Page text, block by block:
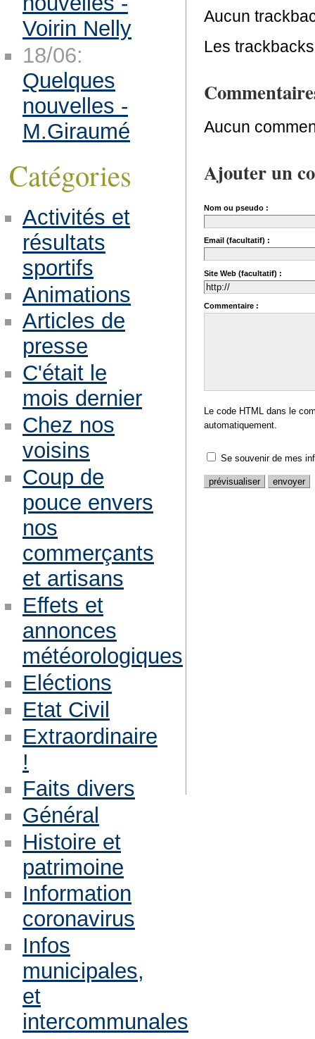
Aucun
Les
Aucun
Ajouter un
Nom ou pseudo :
Email (facultatif) :
Site Web (facultatif) :
Commentaire :
Le code HTML dans le
automatiquement.
Se souvenir de mes
Voirin Nelly
18/06:
Quelques
nouvelles -
M.Giraumé
Catégories
Activités et
résultats
sportifs
Animations
Articles de
presse
C'était le
mois dernier
Chez nos
voisins
Coup de
pouce envers
nos
commerçants
et artisans
Effets et
annonces
météorologiques
Eléctions
Etat Civil
Extraordinaire
!
Faits divers
Général
Histoire et
patrimoine
Information
coronavirus
Infos
municipales,
et
intercommunales